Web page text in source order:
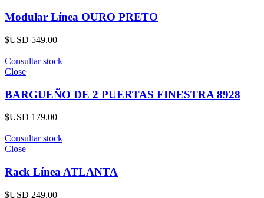
Modular Línea OURO PRETO
$USD 549.00
Consultar stock
Close
BARGUEÑO DE 2 PUERTAS FINESTRA 8928
$USD 179.00
Consultar stock
Close
Rack Línea ATLANTA
$USD 249.00